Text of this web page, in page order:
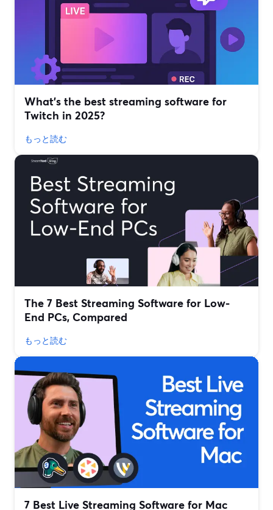
What’s the best streaming software for
Twitch in 2025?
もっと読む
The 7 Best Streaming Software for Low-
End PCs, Compared
もっと読む
7 Best Live Streaming Software for Mac